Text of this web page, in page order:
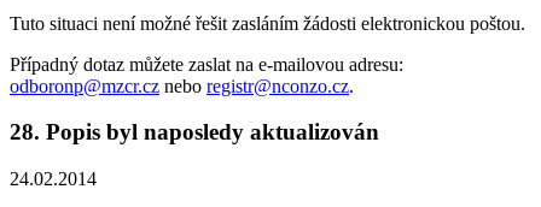
Tuto situaci není možné řešit zasláním žádosti elektronickou poštou.
Případný dotaz můžete zaslat na e-mailovou adresu:
odboronp@mzcr.cz nebo registr@nconzo.cz.
28. Popis byl naposledy aktualizován
24.02.2014